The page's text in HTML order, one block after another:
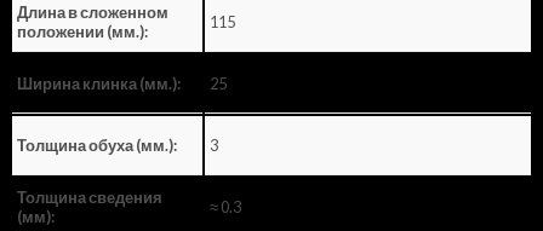
Длина в сложенном
положении (мм.):
115
Ширина клинка (мм.): 25
Толщина обуха (мм.): 3
Толщина сведения
(мм):
≈ 0.3